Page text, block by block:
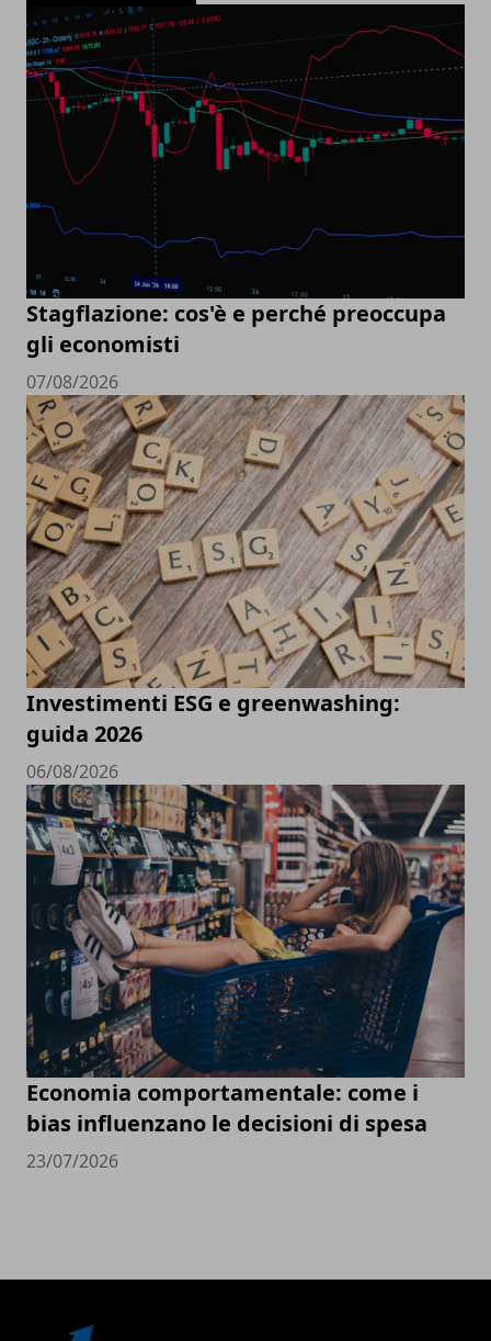
Stagflazione: cos'è e perché preoccupa
gli economisti
07/08/2026
Investimenti ESG e greenwashing:
guida 2026
06/08/2026
Economia comportamentale: come i
bias influenzano le decisioni di spesa
23/07/2026